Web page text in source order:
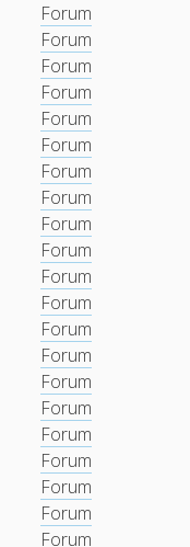
Forum
Forum
Forum
Forum
Forum
Forum
Forum
Forum
Forum
Forum
Forum
Forum
Forum
Forum
Forum
Forum
Forum
Forum
Forum
Forum
Forum